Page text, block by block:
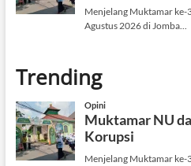
Trending